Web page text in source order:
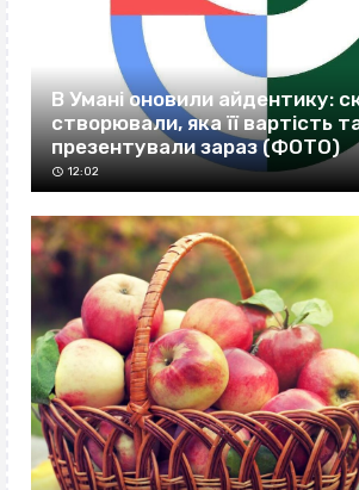
В Умані оновили айдентику:
створювали, яка її вартість
презентували зараз (ФОТО)
12:02